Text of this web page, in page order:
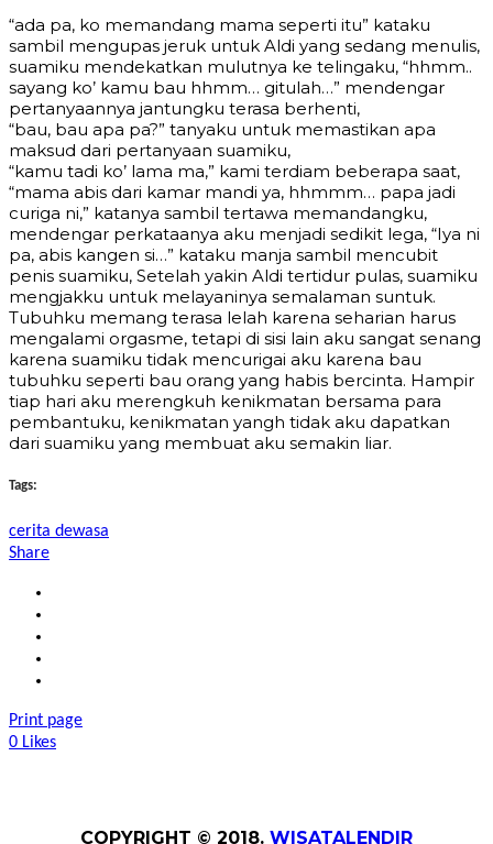
“ada pa, ko memandang mama seperti itu” kataku
sambil mengupas jeruk untuk Aldi yang sedang menulis,
suamiku mendekatkan mulutnya ke telingaku, “hhmm..
sayang ko’ kamu bau hhmm… gitulah…” mendengar
pertanyaannya jantungku terasa berhenti,
“bau, bau apa pa?” tanyaku untuk memastikan apa
maksud dari pertanyaan suamiku,
“kamu tadi ko’ lama ma,” kami terdiam beberapa saat,
“mama abis dari kamar mandi ya, hhmmm… papa jadi
curiga ni,” katanya sambil tertawa memandangku,
mendengar perkataanya aku menjadi sedikit lega, “Iya ni
pa, abis kangen si…” kataku manja sambil mencubit
penis suamiku, Setelah yakin Aldi tertidur pulas, suamiku
mengjakku untuk melayaninya semalaman suntuk.
Tubuhku memang terasa lelah karena seharian harus
mengalami orgasme, tetapi di sisi lain aku sangat senang
karena suamiku tidak mencurigai aku karena bau
tubuhku seperti bau orang yang habis bercinta. Hampir
tiap hari aku merengkuh kenikmatan bersama para
pembantuku, kenikmatan yangh tidak aku dapatkan
dari suamiku yang membuat aku semakin liar.
Tags:
cerita dewasa
Share
Print page
0 Likes
COPYRIGHT © 2018. WISATALENDIR